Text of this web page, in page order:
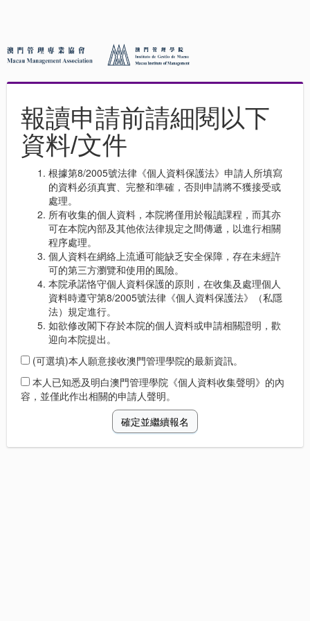
報讀申請前請細閱以下
資料/文件
根據第8/2005號法律《個人資料保護法》申請人所填寫
的資料必須真實、完整和準確，否則申請將不獲接受或
處理。
所有收集的個人資料，本院將僅用於報讀課程，而其亦
可在本院內部及其他依法律規定之間傳遞，以進行相關
程序處理。
個人資料在網絡上流通可能缺乏安全保障，存在未經許
可的第三方瀏覽和使用的風險。
本院承諾恪守個人資料保護的原則，在收集及處理個人
資料時遵守第8/2005號法律《個人資料保護法》（私隱
法）規定進行。
如欲修改閣下存於本院的個人資料或申請相關證明，歡
迎向本院提出。
(可選填)本人願意接收澳門管理學院的最新資訊。
本人已知悉及明白澳門管理學院《個人資料收集聲明》的內
容，並僅此作出相關的申請人聲明。
確定並繼續報名